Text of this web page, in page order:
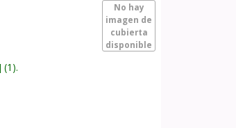
No hay
imagen de
cubierta
disponible
(1).